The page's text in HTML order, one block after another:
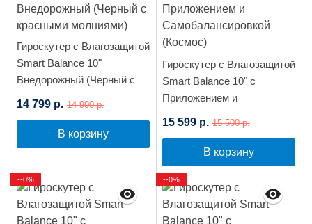
Гироскутер с Влагозащитой
Smart Balance 10"
Внедорожный (Черный с
14 799 р. 14 900 р.
В корзину
Гироскутер с Влагозащитой
Smart Balance 10" c
Приложением и
(Космос)
15 599 р. 15 500 р.
В корзину
--0% --0%